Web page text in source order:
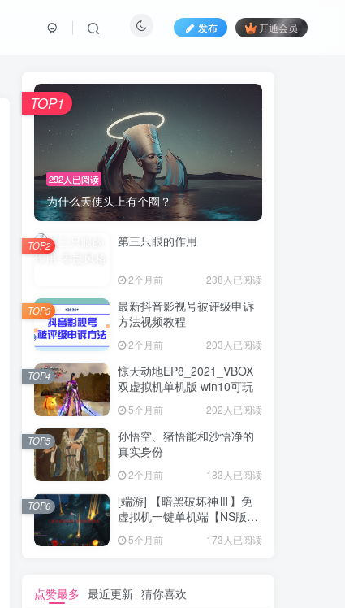
发布 开通会员
292人已阅读
为什么天使头上有个圈？
TOP1
第三只眼的作用
2个月前 238人已阅读
TOP2
最新抖音影视号被评级申诉
方法视频教程
2个月前 203人已阅读
TOP3
惊天动地EP8_2021_VBOX
双虚拟机单机版 win10可玩
5个月前 202人已阅读
TOP4
孙悟空、猪悟能和沙悟净的
真实身份
2个月前 183人已阅读
TOP5
[端游] 【暗黑破坏神Ⅲ】免
虚拟机一键单机端【NS版
5个月前 173人已阅读
TOP6
点赞最多 最近更新 猜你喜欢